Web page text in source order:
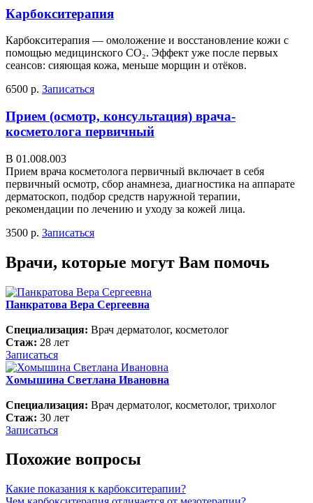
Карбокситерапия
Карбокситерапия — омоложение и восстановление кожи с
помощью медицинского CO₂. Эффект уже после первых
сеансов: сияющая кожа, меньше морщин и отёков.
6500 р. Записаться
Прием (осмотр, консультация) врача-
косметолога первичный
В 01.008.003
Прием врача косметолога первичный включает в себя
первичный осмотр, сбор анамнеза, диагностика на аппарате
дерматоскоп, подбор средств наружной терапии,
рекомендации по лечению и уходу за кожей лица.
3500 р. Записаться
Врачи, которые могут Вам помочь
Панкратова Вера Сергеевна
Специализация: Врач дерматолог, косметолог
Стаж: 28 лет
Записаться
Хомышина Светлана Ивановна
Специализация: Врач дерматолог, косметолог, трихолог
Стаж: 30 лет
Записаться
Похожие вопросы
Какие показания к карбокситерапии?